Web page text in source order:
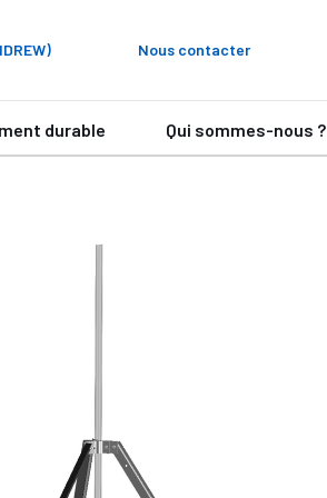
Nous contacter
durable Qui sommes-nous ?